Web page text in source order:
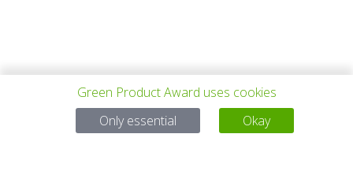
Green Product Award uses cookies
Only essential
Okay